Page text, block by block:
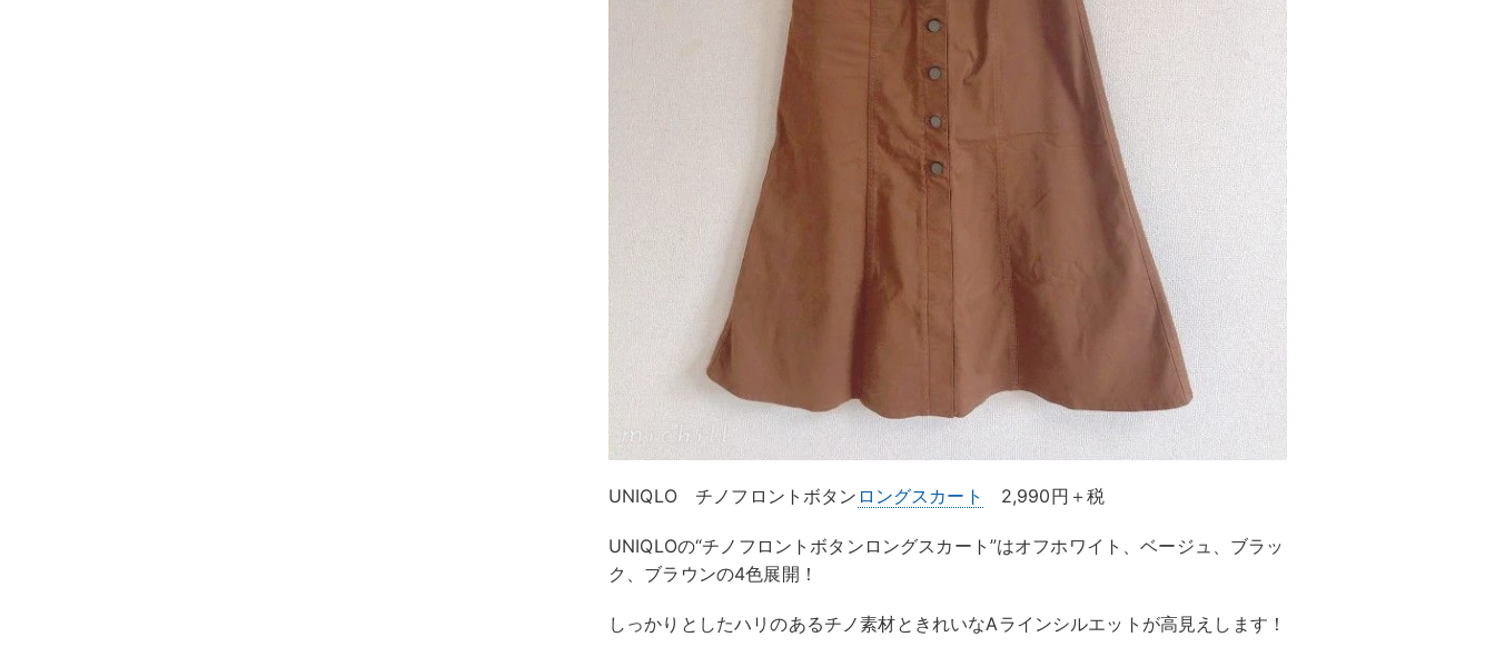
UNIQLO チノフロントボタン ロングスカート 2,990円＋税
UNIQLOの“チノフロントボタンロングスカート”はオフホワイト、ベージュ、ブラッ
ク、ブラウンの4色展開！
しっかりとしたハリのあるチノ素材ときれいなAラインシルエットが高見えします！